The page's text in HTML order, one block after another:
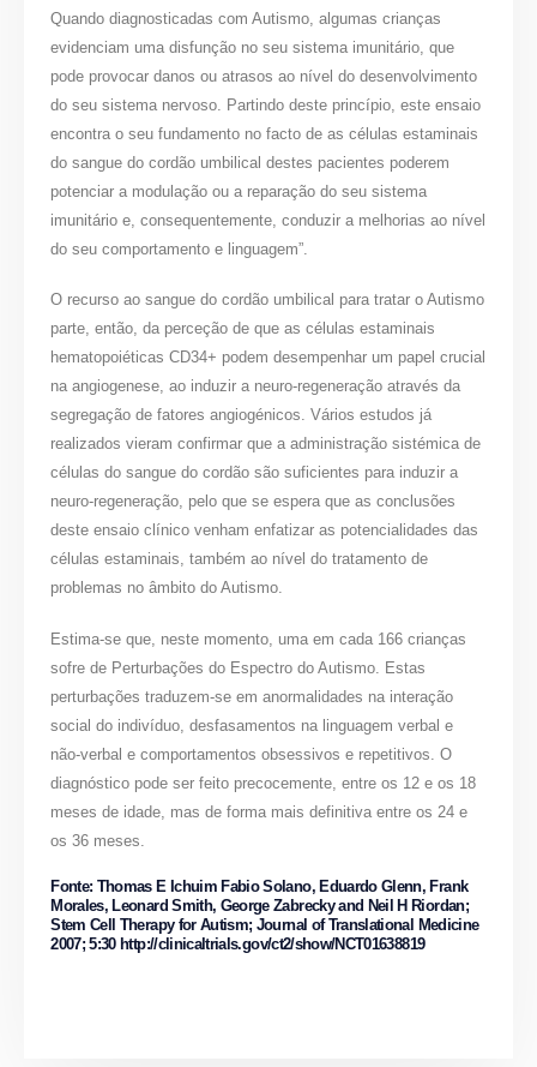
Quando diagnosticadas com Autismo, algumas crianças
evidenciam uma disfunção no seu sistema imunitário, que
pode provocar danos ou atrasos ao nível do desenvolvimento
do seu sistema nervoso. Partindo deste princípio, este ensaio
encontra o seu fundamento no facto de as células estaminais
do sangue do cordão umbilical destes pacientes poderem
potenciar a modulação ou a reparação do seu sistema
imunitário e, consequentemente, conduzir a melhorias ao nível
do seu comportamento e linguagem”.
O recurso ao sangue do cordão umbilical para tratar o Autismo
parte, então, da perceção de que as células estaminais
hematopoiéticas CD34+ podem desempenhar um papel crucial
na angiogenese, ao induzir a neuro-regeneração através da
segregação de fatores angiogénicos. Vários estudos já
realizados vieram confirmar que a administração sistémica de
células do sangue do cordão são suficientes para induzir a
neuro-regeneração, pelo que se espera que as conclusões
deste ensaio clínico venham enfatizar as potencialidades das
células estaminais, também ao nível do tratamento de
problemas no âmbito do Autismo.
Estima-se que, neste momento, uma em cada 166 crianças
sofre de Perturbações do Espectro do Autismo. Estas
perturbações traduzem-se em anormalidades na interação
social do indivíduo, desfasamentos na linguagem verbal e
não-verbal e comportamentos obsessivos e repetitivos. O
diagnóstico pode ser feito precocemente, entre os 12 e os 18
meses de idade, mas de forma mais definitiva entre os 24 e
os 36 meses.
Fonte: Thomas E Ichuim Fabio Solano, Eduardo Glenn, Frank
Morales, Leonard Smith, George Zabrecky and Neil H Riordan;
Stem Cell Therapy for Autism; Journal of Translational Medicine
2007; 5:30 http://clinicaltrials.gov/ct2/show/NCT01638819